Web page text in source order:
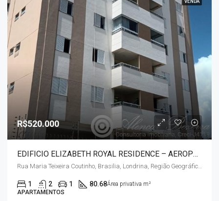
VENDA
R$520.000
EDIFICIO ELIZABETH ROYAL RESIDENCE – AEROPORTO
1 2 1 80.68Área privativa m²
APARTAMENTOS